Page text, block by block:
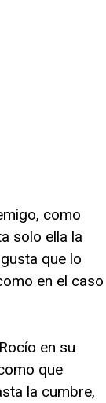
como
solo ella la
que lo
en el caso
en su
que
la cumbre,